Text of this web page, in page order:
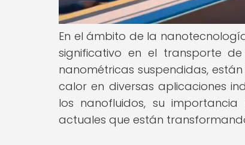
En el ámbito de la
significativo en el transporte
nanométricas suspendidas,
calor en diversas aplicaciones
los nanofluidos, su
actuales que están